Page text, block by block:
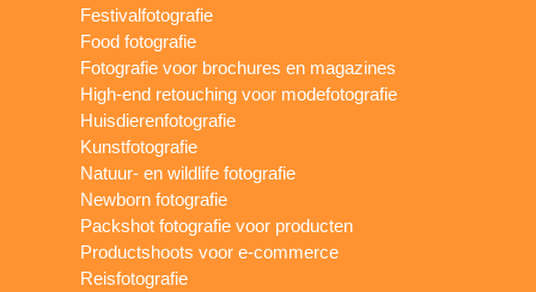
Festivalfotografie
Food fotografie
Fotografie voor brochures en magazines
High-end retouching voor modefotografie
Huisdierenfotografie
Kunstfotografie
Natuur- en wildlife fotografie
Newborn fotografie
Packshot fotografie voor producten
Productshoots voor e-commerce
Reisfotografie